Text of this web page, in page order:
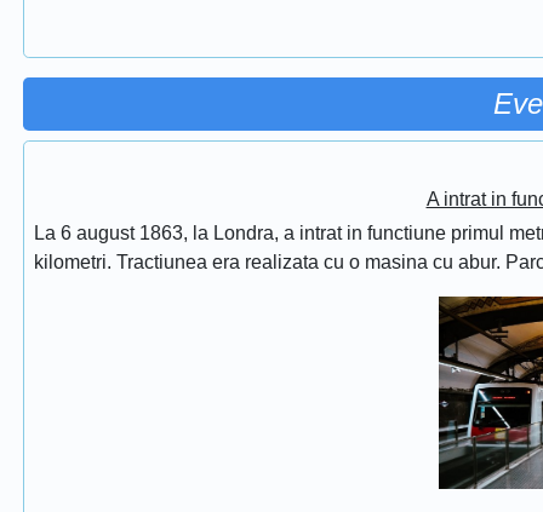
A intrat in
La 6 august 1863, la Londra, a intrat in functiune primul
kilometri. Tractiunea era realizata cu o masina cu abur.